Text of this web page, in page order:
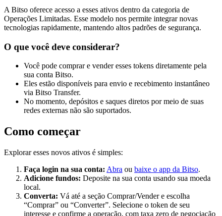
A Bitso oferece acesso a esses ativos dentro da categoria de
Operações Limitadas. Esse modelo nos permite integrar novas
tecnologias rapidamente, mantendo altos padrões de segurança.
O que você deve considerar?
Você pode comprar e vender esses tokens diretamente pela
sua conta Bitso.
Eles estão disponíveis para envio e recebimento instantâneo
via Bitso Transfer.
No momento, depósitos e saques diretos por meio de suas
redes externas não são suportados.
Como começar
Explorar esses novos ativos é simples:
Faça login na sua conta: Abra ou baixe o app da Bitso.
Adicione fundos: Deposite na sua conta usando sua moeda
local.
Converta: Vá até a seção Comprar/Vender e escolha
“Comprar” ou “Converter”. Selecione o token de seu
interesse e confirme a operação, com taxa zero de negociação